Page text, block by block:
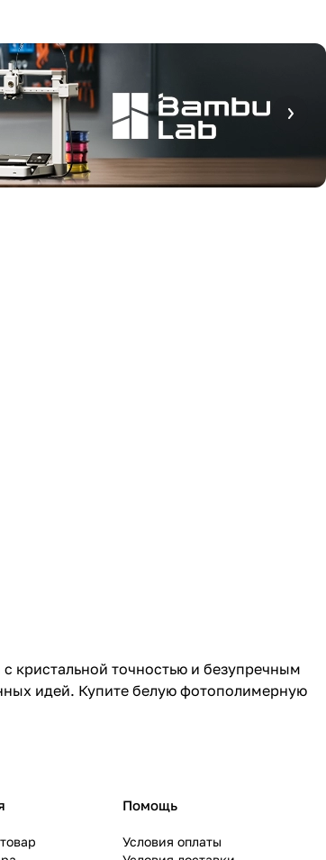
кристальной точностью и безупречным
идей. Купите белую фотополимерную
Помощь
Условия оплаты